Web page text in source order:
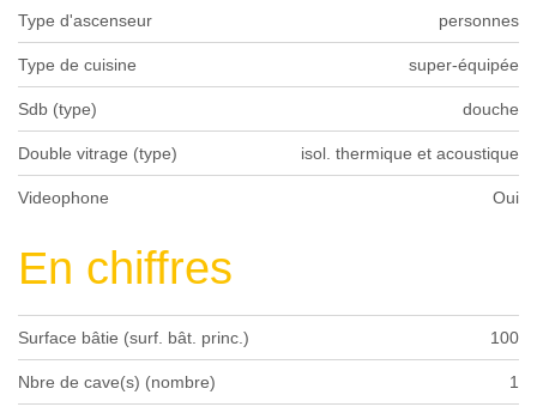
Type d'ascenseur personnes
Type de cuisine super-équipée
Sdb (type) douche
Double vitrage (type) isol. thermique et acoustique
Videophone Oui
En chiffres
Surface bâtie (surf. bât. princ.) 100
Nbre de cave(s) (nombre) 1